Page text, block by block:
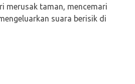
merusak taman, mencemari
suara berisik di